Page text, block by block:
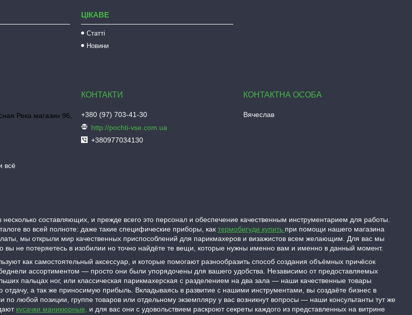
ЦІКАВЕ
Статті
Новини
Река магазин 96,
всё
+380 (97) 703-41-30
http://pochti-vse.com.ua
+380977034130
Вячеслав
составляющих, и прежде всего это персонал и обеспечение качественным инструментарием для работы.
во всей полноте: даже такие специфические приборы, как термобигуди купить при помощи нашего магазина
мы открыли мир качественных приспособлений для парикмахеров и визажистов всем желающим. Для вас мы
вы не потеряетесь в изобилии но точно найдёте те вещи, которые нужны именно вам и именно в данный момент.
как самостоятельный аксессуар, и которые помогают разнообразить способ создания объёмных причёсок
ассортиментом — просто они были упорядочены для вашего удобства. Независимо от предоставляемых
пальцах ног, или классическая парикмахерская с разделением на два зала — наши качественные товары
а так же приносимую прибыль. Вкладываясь в развитие с нашими инструментами, вы создаёте бизнес в
по любой позиции, группе товаров или отдельному экземпляру у вас возникнут вопросы — наши консультанты тут же
кусачки маникюрные,
и для вас они с удовольствием раскроют секреты каждого из представленных на витрине